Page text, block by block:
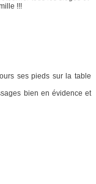
!!!
ses pieds sur la table
bien en évidence et